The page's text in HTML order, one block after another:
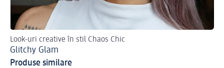
Look-uri creative în stil Chaos Chic
Glitchy Glam
Produse similare